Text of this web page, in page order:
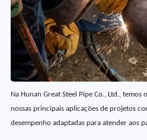
Na Hunan Great Steel Pipe Co., Ltd.,
nossas principais aplicações de projetos
desempenho adaptadas para atender aos